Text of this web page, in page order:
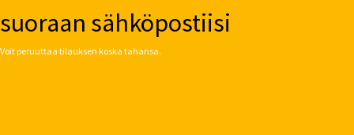
suoraan sähköpostiisi
Voit peruuttaa tilauksen koska tahansa.